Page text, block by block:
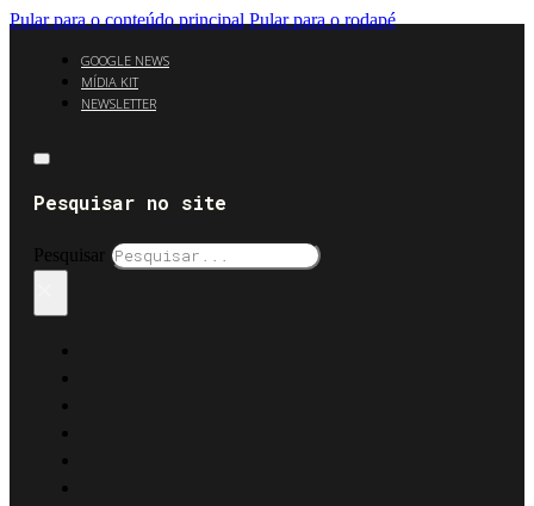
Pular para o conteúdo principal Pular para o rodapé
GOOGLE NEWS
MÍDIA KIT
NEWSLETTER
Pesquisar no site
Pesquisar